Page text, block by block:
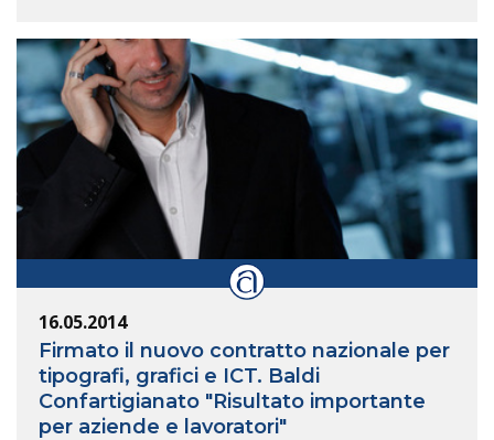
16.05.2014
Firmato il nuovo contratto nazionale per
tipografi, grafici e ICT. Baldi
Confartigianato "Risultato importante
per aziende e lavoratori"